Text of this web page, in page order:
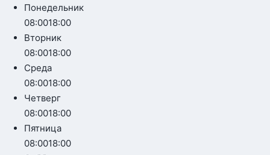
Понедельник
08:0018:00
Вторник
08:0018:00
Среда
08:0018:00
Четверг
08:0018:00
Пятница
08:0018:00